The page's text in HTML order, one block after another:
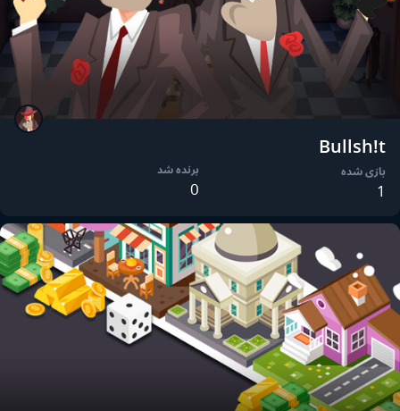
Bullsh!t
بازی شده
1
برنده شد
0